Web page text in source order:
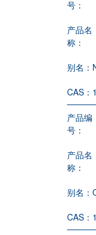
号：
产品名
称：
别名：
CAS：
产品编
号：
产品名
称：
别名：
CAS：